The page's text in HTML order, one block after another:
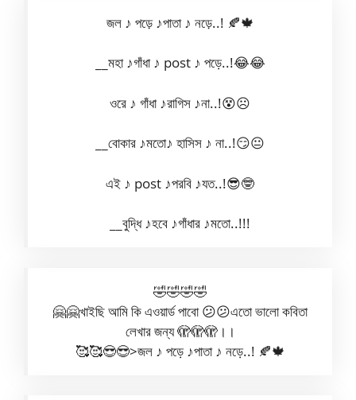
জল ♪ পড়ে ♪পাতা ♪ নড়ে..! 🍂🍁
__মহা ♪গাঁধা ♪ post ♪ পড়ে..!😂😂
ওরে ♪ গাঁধা ♪রাগিস ♪না..!😵☹️
__বোকার ♪মতো♪ হাসিস ♪ না..!😏😐
এই ♪ post ♪পরবি ♪যত..!😎🤓
__বুদ্ধি ♪হবে ♪গাঁধার ♪মতো..!!!
🤣🤣🤣🤣
🤗🤗খাইছি আমি কি এওয়ার্ড পাবো 😕😕এতো ভালো কবিতা
লেখার জন্য 🫣🫣🫣।।
🥰🥰😎😎>জল ♪ পড়ে ♪পাতা ♪ নড়ে..! 🍂🍁